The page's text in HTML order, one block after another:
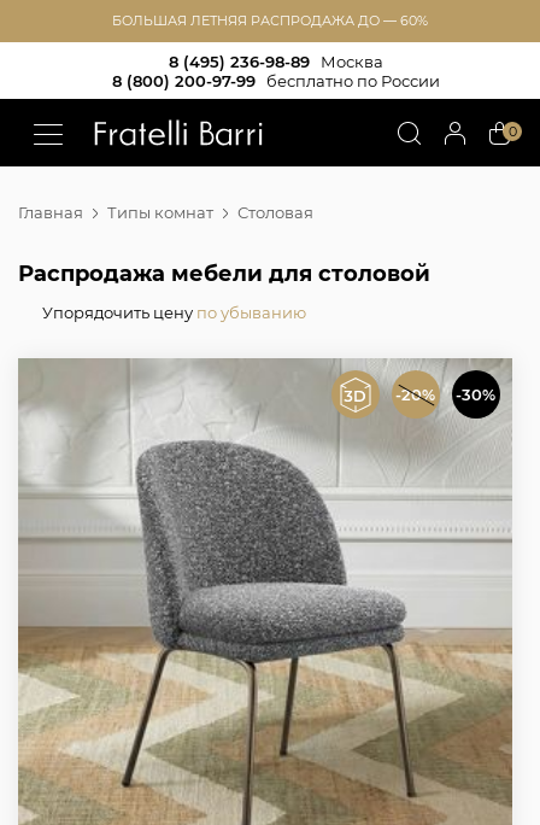
БОЛЬШАЯ ЛЕТНЯЯ РАСПРОДАЖА ДО — 60%
8 (495) 236-98-89
Москва
8 (800) 200-97-99
бесплатно по России
0
Главная Типы комнат Столовая
Распродажа мебели для столовой
Упорядочить цену по убыванию
-20% -30%